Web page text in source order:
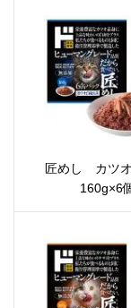
匠めし カツ
160g×6